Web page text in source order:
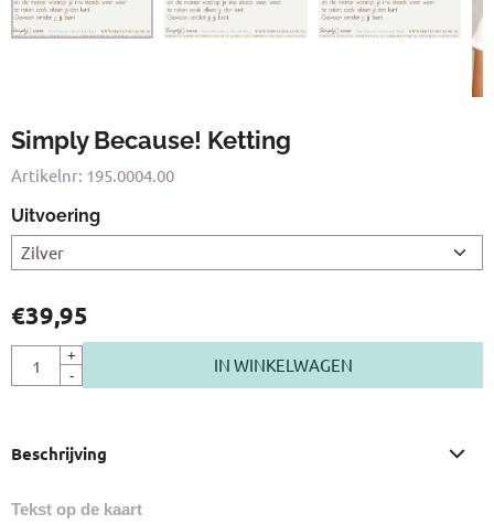
Simply Because! Ketting
Artikelnr: 195.0004.00
Uitvoering
€39,95
+
-
IN WINKELWAGEN
Beschrijving
Tekst op de kaart